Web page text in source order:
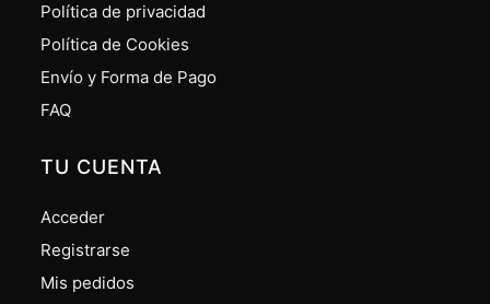
Política de privacidad
Política de Cookies
Envío y Forma de Pago
FAQ
TU CUENTA
Acceder
Registrarse
Mis pedidos